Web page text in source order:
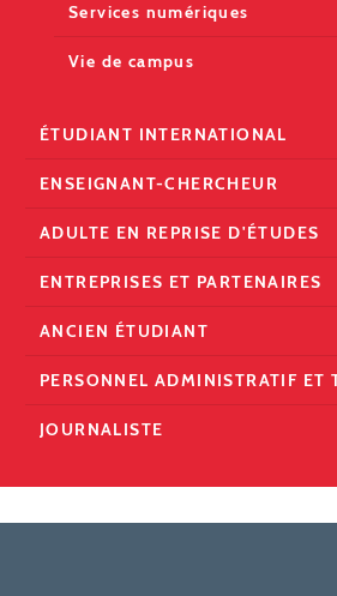
Services numériques
Vie de campus
ÉTUDIANT INTERNATIONAL
ENSEIGNANT-CHERCHEUR
ADULTE EN REPRISE D'ÉTUDES
ENTREPRISES ET PARTENAIRES
ANCIEN ÉTUDIANT
PERSONNEL ADMINISTRATIF ET
JOURNALISTE